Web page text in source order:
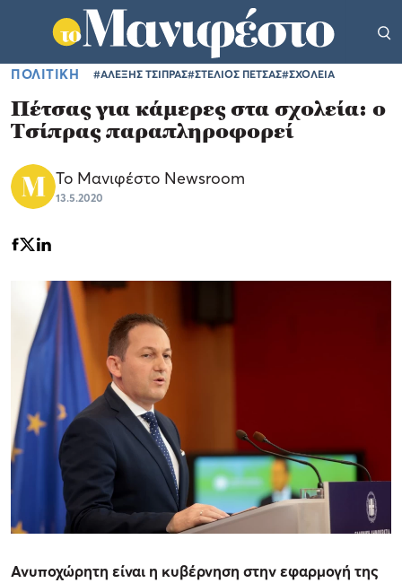
ΠΟΛΙΤΙΚΗ #ΑΛΕΞΗΣ ΤΣΙΠΡΑΣ#ΣΤΕΛΙΟΣ ΠΕΤΣΑΣ#ΣΧΟΛΕΙΑ
Πέτσας για κάμερες στα σχολεία: ο
Τσίπρας παραπληροφορεί
Το Μανιφέστο Newsroom
13.5.2020
Ανυποχώρητη είναι η κυβέρνηση στην εφαρμογή της